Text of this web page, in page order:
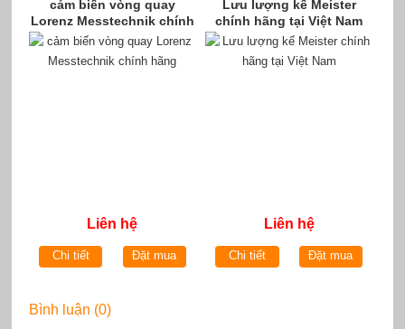
cảm biến vòng quay
Lorenz Messtechnik chính
hãng
Liên hệ
Chi tiết Đặt mua
Lưu lượng kế Meister
chính hãng tại Việt Nam
Liên hệ
Chi tiết Đặt mua
Bình luận (0)